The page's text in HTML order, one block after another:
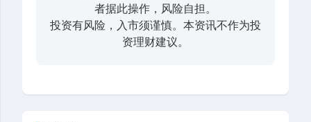
者据此操作，风险自担。
投资有风险，入市须谨慎。本资讯不作为投
资理财建议。